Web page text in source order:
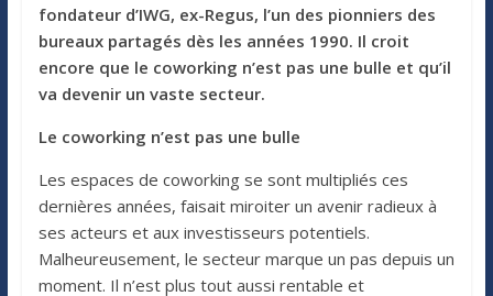
fondateur d’IWG, ex-Regus, l’un des pionniers des
bureaux partagés dès les années 1990. Il croit
encore que le coworking n’est pas une bulle et qu’il
va devenir un vaste secteur.
Le coworking n’est pas une bulle
Les espaces de coworking se sont multipliés ces
dernières années, faisait miroiter un avenir radieux à
ses acteurs et aux investisseurs potentiels.
Malheureusement, le secteur marque un pas depuis un
moment. Il n’est plus tout aussi rentable et